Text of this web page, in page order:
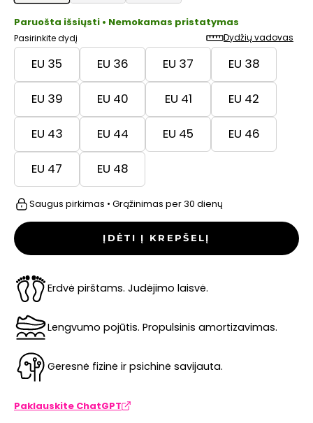
Paruošta išsiųsti • Nemokamas pristatymas
Pasirinkite dydį Dydžių vadovas
EU 35 EU 36 EU 37 EU 38
EU 39 EU 40 EU 41 EU 42
EU 43 EU 44 EU 45 EU 46
EU 47 EU 48
Saugus pirkimas • Grąžinimas per 30 dienų
ĮDĖTI Į KREPŠELĮ
Erdvė pirštams. Judėjimo laisvė.
Lengvumo pojūtis. Propulsinis amortizavimas.
Geresnė fizinė ir psichinė savijauta.
Paklauskite ChatGPT